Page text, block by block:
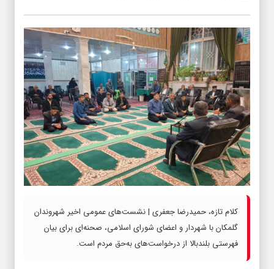
کلام تازه، حمیدرضا جعفری | نشست‌های عمومی اخیر شهروندان
گلمکان با شهردار و اعضای شورای اسلامی، صحنه‌ای برای بیان
فهرستی بلندبالا از درخواست‌های به‌حق مردم است.